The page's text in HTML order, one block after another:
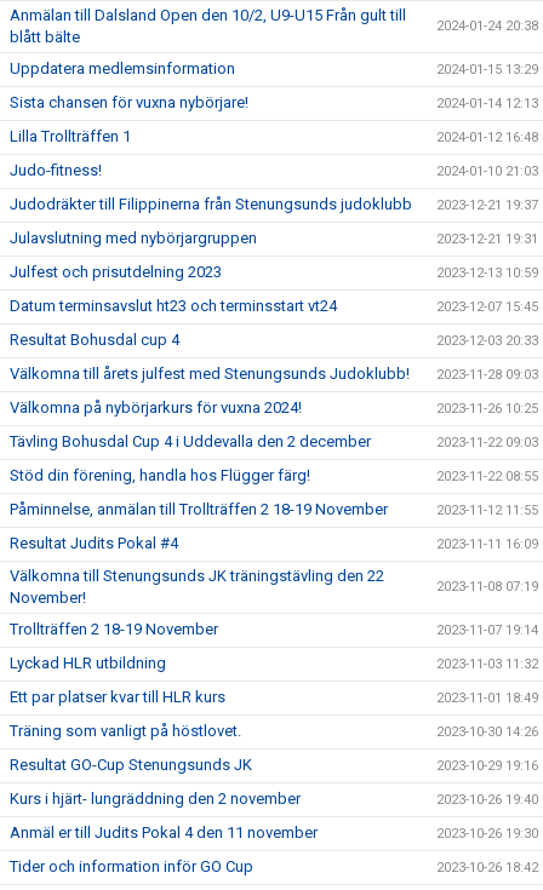
Anmälan till Dalsland Open den 10/2, U9-U15 Från gult till
blått bälte
2024-01-24 20:38
Uppdatera medlemsinformation 2024-01-15 13:29
Sista chansen för vuxna nybörjare! 2024-01-14 12:13
Lilla Trollträffen 1 2024-01-12 16:48
Judo-fitness! 2024-01-10 21:03
Judodräkter till Filippinerna från Stenungsunds judoklubb 2023-12-21 19:37
Julavslutning med nybörjargruppen 2023-12-21 19:31
Julfest och prisutdelning 2023 2023-12-13 10:59
Datum terminsavslut ht23 och terminsstart vt24 2023-12-07 15:45
Resultat Bohusdal cup 4 2023-12-03 20:33
Välkomna till årets julfest med Stenungsunds Judoklubb! 2023-11-28 09:03
Välkomna på nybörjarkurs för vuxna 2024! 2023-11-26 10:25
Tävling Bohusdal Cup 4 i Uddevalla den 2 december 2023-11-22 09:03
Stöd din förening, handla hos Flügger färg! 2023-11-22 08:55
Påminnelse, anmälan till Trollträffen 2 18-19 November 2023-11-12 11:55
Resultat Judits Pokal #4 2023-11-11 16:09
Välkomna till Stenungsunds JK träningstävling den 22
November!
2023-11-08 07:19
Trollträffen 2 18-19 November 2023-11-07 19:14
Lyckad HLR utbildning 2023-11-03 11:32
Ett par platser kvar till HLR kurs 2023-11-01 18:49
Träning som vanligt på höstlovet. 2023-10-30 14:26
Resultat GO-Cup Stenungsunds JK 2023-10-29 19:16
Kurs i hjärt- lungräddning den 2 november 2023-10-26 19:40
Anmäl er till Judits Pokal 4 den 11 november 2023-10-26 19:30
Tider och information inför GO Cup 2023-10-26 18:42